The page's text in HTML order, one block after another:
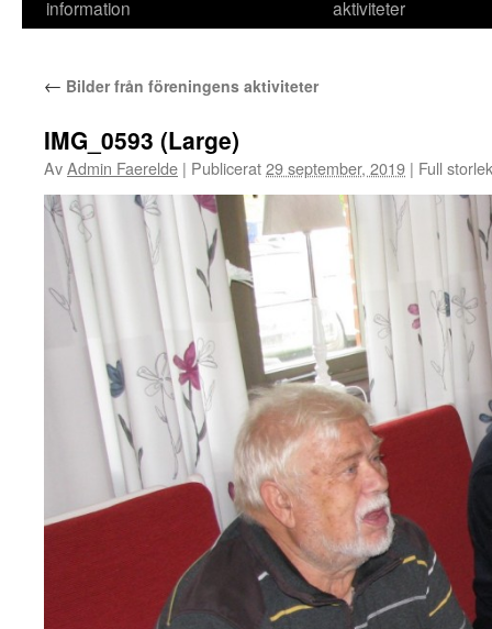
information
aktiviteter
← Bilder från föreningens aktiviteter
IMG_0593 (Large)
AvAdmin Faerelde | Publicerat29 september, 2019 | Full